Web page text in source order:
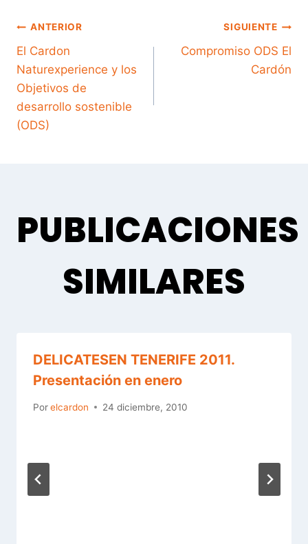
NAVEGACIÓN
DE
ENTRADAS
ANTERIOR
El Cardon
Naturexperience y los
Objetivos de
desarrollo sostenible
(ODS)
SIGUIENTE
Compromiso ODS El
Cardón
PUBLICACIONES
SIMILARES
DELICATESEN TENERIFE 2011.
Presentación en enero
Porelcardon 24 diciembre, 2010